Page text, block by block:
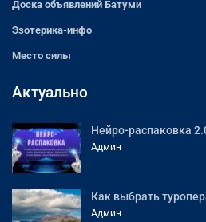
Доска объявлений Батуми
Эзотерика-инфо
Место силы
Актуально
Нейро-распаковка
Админ
Как выбрать
Админ